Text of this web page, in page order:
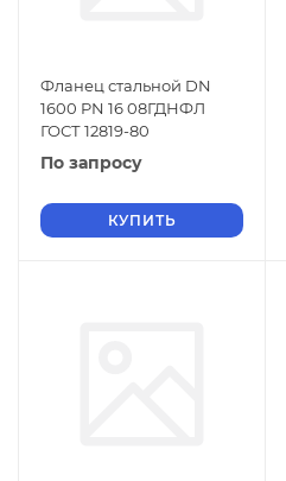
Фланец стальной DN
1600 PN 16 08ГДНФЛ
ГОСТ 12819-80
По запросу
КУПИТЬ